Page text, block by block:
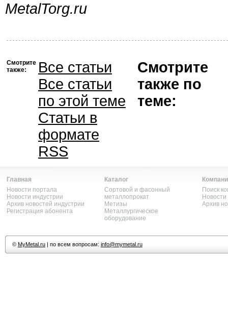
MetalTorg.ru
Смотрите
также:
Все статьи
Все статьи
по этой теме
Статьи в
формате
RSS
Смотрите
также по
теме:
Главная
Новости портала
Новости индустрии
Архив новостей индустрии
Регистрация абонента
Каталог
Сортовой и фасонный
металлопрокат
Метизы
Металлургическое
оборудование
Поиск
Архив
© MyMetal.ru| по всем вопросам: info@mymetal.ru